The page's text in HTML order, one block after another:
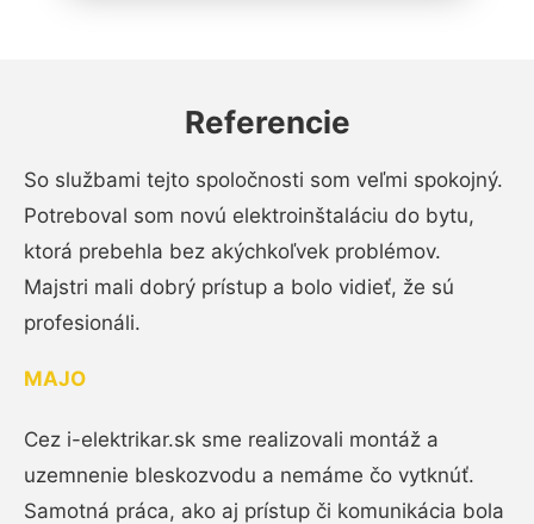
Referencie
So službami tejto spoločnosti som veľmi spokojný.
Potreboval som novú elektroinštaláciu do bytu,
ktorá prebehla bez akýchkoľvek problémov.
Majstri mali dobrý prístup a bolo vidieť, že sú
profesionáli.
MAJO
Cez i-elektrikar.sk sme realizovali montáž a
uzemnenie bleskozvodu a nemáme čo vytknúť.
Samotná práca, ako aj prístup či komunikácia bola